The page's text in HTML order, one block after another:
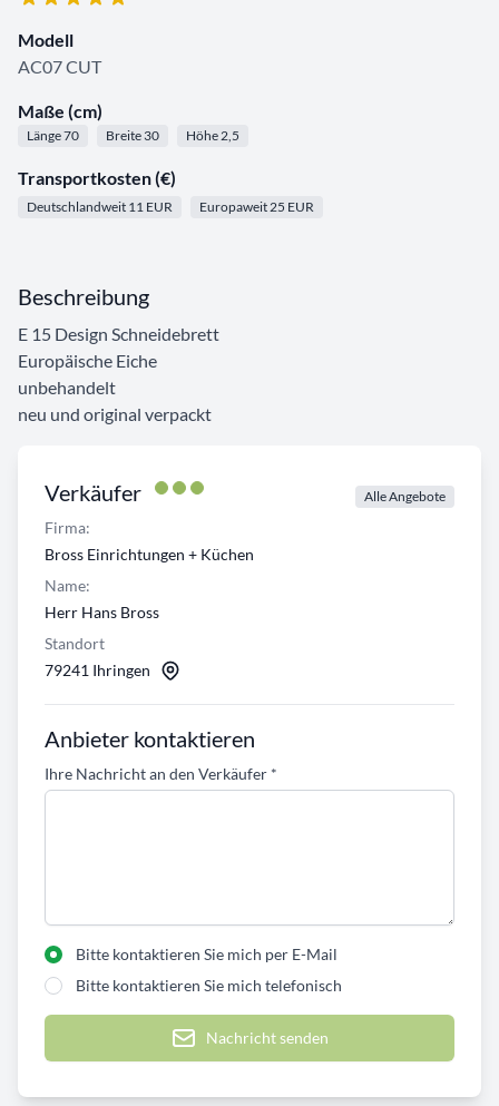
Modell
AC07 CUT
Maße (cm)
Länge 70 Breite 30 Höhe 2,5
Transportkosten (€)
Deutschlandweit 11 EUR Europaweit 25 EUR
Verkäufer Alle Angebote
Firma:
Bross Einrichtungen + Küchen
Name:
Herr Hans Bross
Standort
79241 Ihringen
Anbieter kontaktieren
Ihre Nachricht an den Verkäufer *
Bitte kontaktieren Sie mich per E-Mail
Bitte kontaktieren Sie mich telefonisch
Nachricht senden
Beschreibung
E 15 Design Schneidebrett
Europäische Eiche
unbehandelt
neu und original verpackt